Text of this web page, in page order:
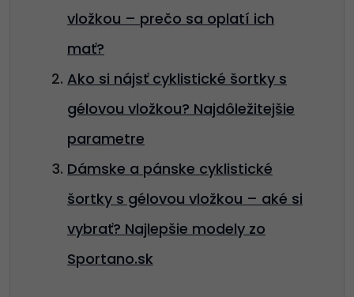
vložkou – prečo sa oplatí ich
mať?
Ako si nájsť cyklistické šortky s
gélovou vložkou? Najdôležitejšie
parametre
Dámske a pánske cyklistické
šortky s gélovou vložkou – aké si
vybrať? Najlepšie modely zo
Sportano.sk